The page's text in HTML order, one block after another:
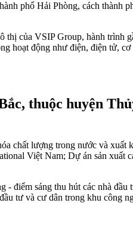
phố Hải Phòng, cách thành
của VSIP Group, hành trình
hoạt động như điện, điện tử,
thuộc huyện
chất lượng trong nước và
Việt Nam; Dự án sản xuất
điểm sáng thu hút các nhà
tư và cư dân trong khu công